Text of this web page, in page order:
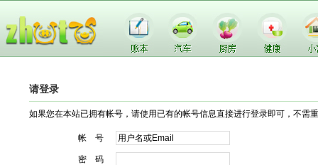
请登录
如果您在本站已拥有帐号，请使用已有的帐号信息直接进行登录即可，不需
帐 号
密 码